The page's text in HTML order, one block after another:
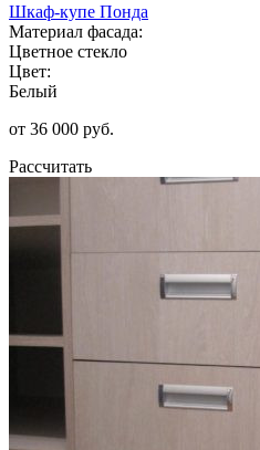
Шкаф-купе Понда
Материал фасада:
Цветное стекло
Цвет:
Белый
от 36 000 руб.
Рассчитать